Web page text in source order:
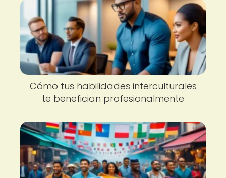
Cómo tus habilidades interculturales
te benefician profesionalmente